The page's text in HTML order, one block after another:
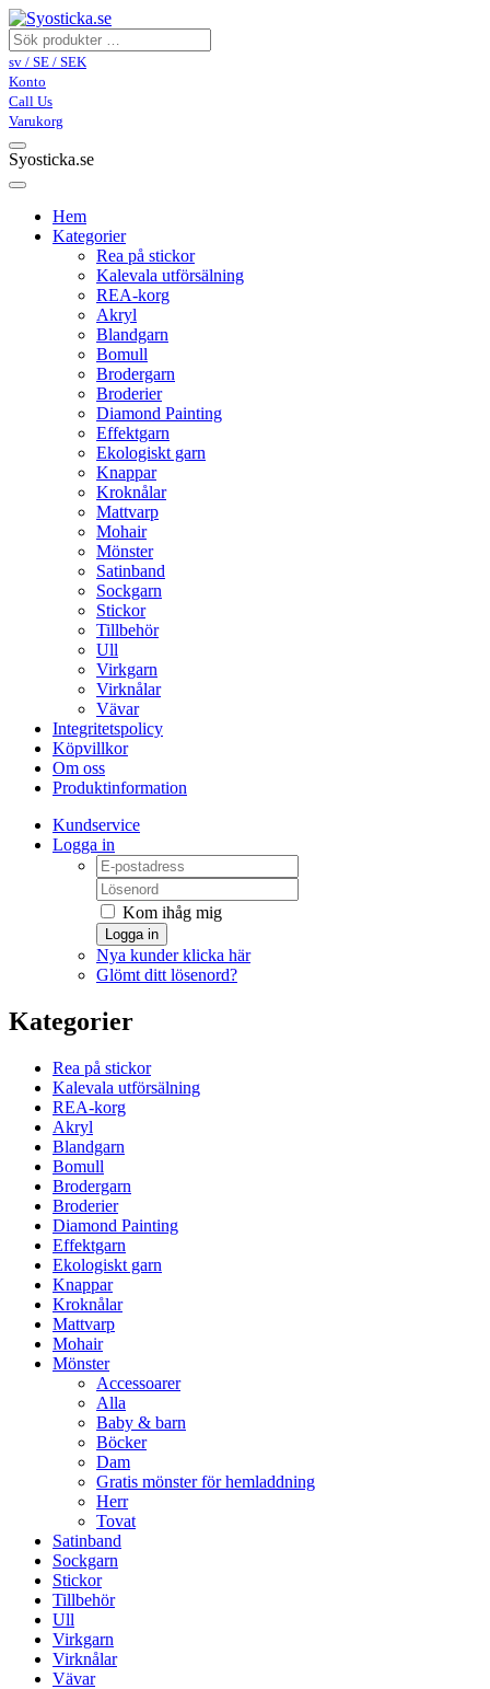
sv / SE / SEK
Konto
Call Us
Varukorg
Syosticka.se
Hem
Kategorier
Rea på stickor
Kalevala utförsälning
REA-korg
Akryl
Blandgarn
Bomull
Brodergarn
Broderier
Diamond Painting
Effektgarn
Ekologiskt garn
Knappar
Kroknålar
Mattvarp
Mohair
Mönster
Satinband
Sockgarn
Stickor
Tillbehör
Ull
Virkgarn
Virknålar
Vävar
Integritetspolicy
Köpvillkor
Om oss
Produktinformation
Kundservice
Logga in
Kom ihåg mig
Logga in
Nya kunder klicka här
Glömt ditt lösenord?
Kategorier
Rea på stickor
Kalevala utförsälning
REA-korg
Akryl
Blandgarn
Bomull
Brodergarn
Broderier
Diamond Painting
Effektgarn
Ekologiskt garn
Knappar
Kroknålar
Mattvarp
Mohair
Mönster
Accessoarer
Alla
Baby & barn
Böcker
Dam
Gratis mönster för hemladdning
Herr
Tovat
Satinband
Sockgarn
Stickor
Tillbehör
Ull
Virkgarn
Virknålar
Vävar